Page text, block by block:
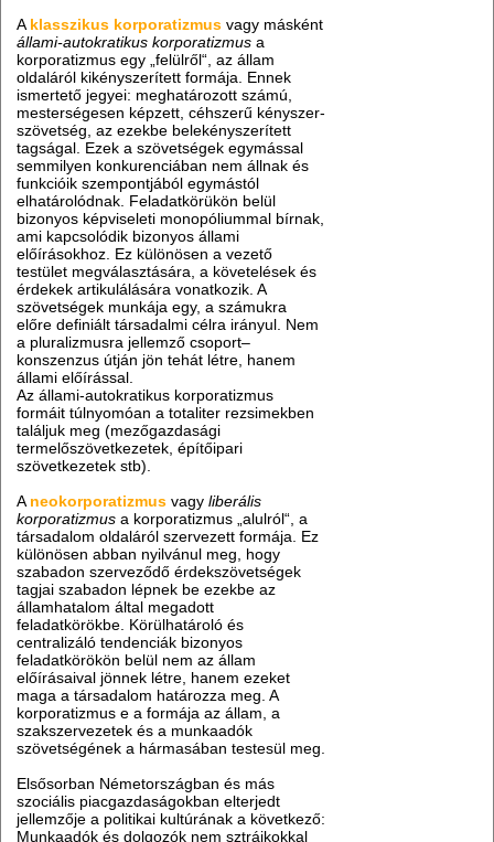
A klasszikus korporatizmus vagy másként
állami-autokratikus korporatizmus a
korporatizmus egy „felülről“, az állam
oldaláról kikényszerített formája. Ennek
ismertető jegyei: meghatározott számú,
mesterségesen képzett, céhszerű kényszer-
szövetség, az ezekbe belekényszerített
tagságal. Ezek a szövetségek egymással
semmilyen konkurenciában nem állnak és
funkcióik szempontjából egymástól
elhatárolódnak. Feladatkörükön belül
bizonyos képviseleti monopóliummal bírnak,
ami kapcsolódik bizonyos állami
előírásokhoz. Ez különösen a vezető
testület megválasztására, a követelések és
érdekek artikulálására vonatkozik. A
szövetségek munkája egy, a számukra
előre definiált társadalmi célra irányul. Nem
a pluralizmusra jellemző csoport–
konszenzus útján jön tehát létre, hanem
állami előírással.
Az állami-autokratikus korporatizmus
formáit túlnyomóan a totaliter rezsimekben
találjuk meg (mezőgazdasági
termelőszövetkezetek, építőipari
szövetkezetek stb).
A neokorporatizmus vagyliberális
korporatizmus a korporatizmus „alulról“, a
társadalom oldaláról szervezett formája. Ez
különösen abban nyilvánul meg, hogy
szabadon szerveződő érdekszövetségek
tagjai szabadon lépnek be ezekbe az
államhatalom által megadott
feladatkörökbe. Körülhatároló és
centralizáló tendenciák bizonyos
feladatkörökön belül nem az állam
előírásaival jönnek létre, hanem ezeket
maga a társadalom határozza meg. A
korporatizmus e a formája az állam, a
szakszervezetek és a munkaadók
szövetségének a hármasában testesül meg.
Elsősorban Németországban és más
szociális piacgazdaságokban elterjedt
jellemzője a politikai kultúrának a következő:
Munkaadók és dolgozók nem sztrájkokkal